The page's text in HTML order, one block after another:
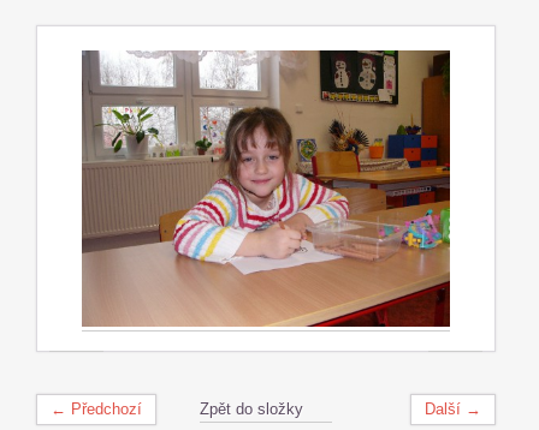
← Předchozí Další →
Zpět do složky